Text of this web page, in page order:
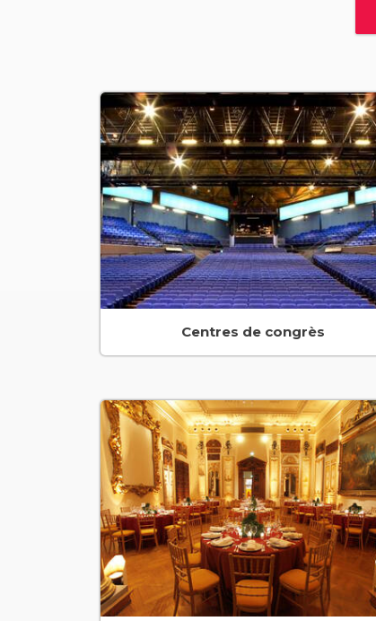
Centres de congrès